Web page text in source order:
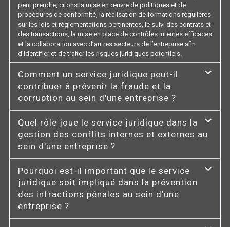
peut prendre, citons la mise en œuvre de politiques et de
procédures de conformité, la réalisation de formations régulières
sur les lois et réglementations pertinentes, le suivi des contrats et
des transactions, la mise en place de contrôles internes efficaces
et la collaboration avec d’autres secteurs de l’entreprise afin
d’identifier et de traiter les risques juridiques potentiels.
Comment un service juridique peut-il
contribuer à prévenir la fraude et la
corruption au sein d'une entreprise ?
Quel rôle joue le service juridique dans la
gestion des conflits internes et externes au
sein d'une entreprise ?
Pourquoi est-il important que le service
juridique soit impliqué dans la prévention
des infractions pénales au sein d'une
entreprise ?